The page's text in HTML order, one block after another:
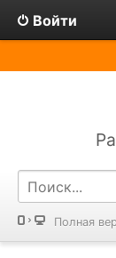
Войти
Полная